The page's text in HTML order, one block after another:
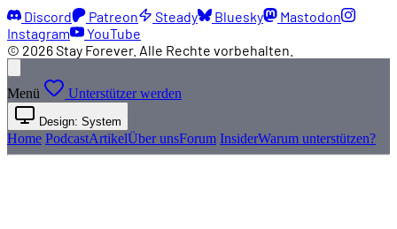
Discord Patreon Steady Bluesky
Mastodon
Instagram
YouTube
© 2026 Stay Forever. Alle Rechte vorbehalten.
Menü Unterstützer werden
Design: System
Home PodcastArtikelÜber unsForum InsiderWarum unterstützen?